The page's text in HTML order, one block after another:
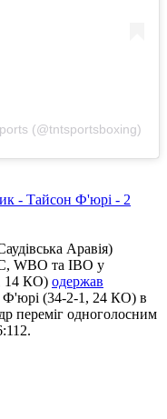
(@tntsportsboxing)
- Тайсон Ф'юрі - 2
Аравія)
WBO та IBO у
14 КО) одержав
Ф'юрі (34-2-1, 24 КО) в
переміг одноголосним